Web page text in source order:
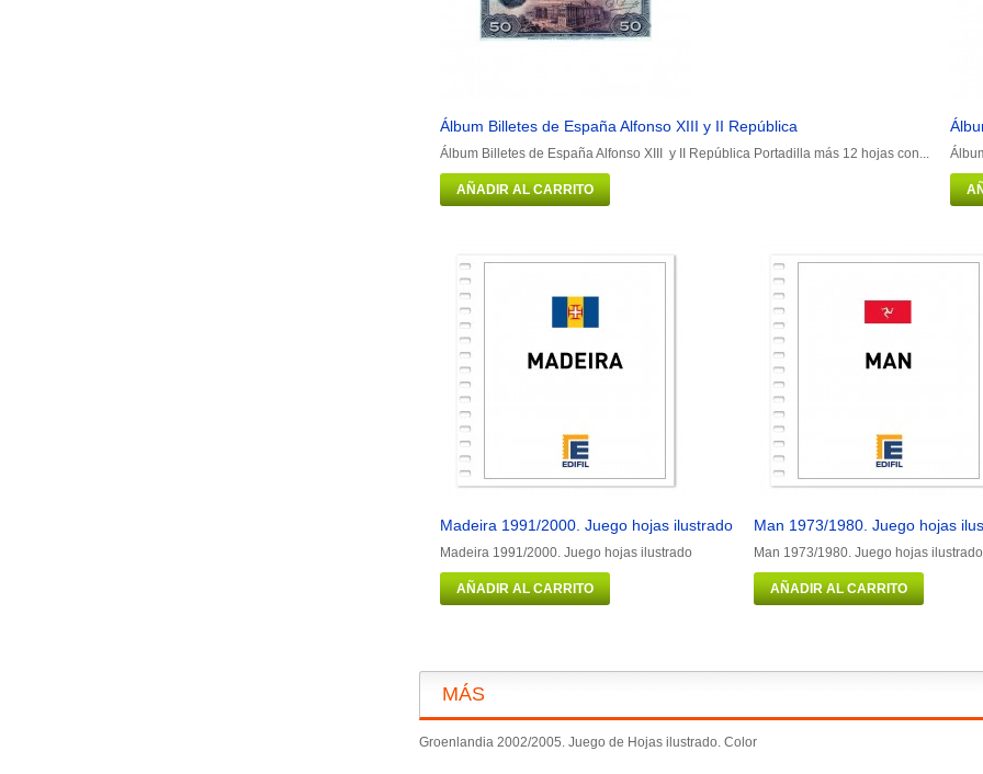
Álbum Billetes de España Alfonso XIII y II República
Álbum Billetes de España Alfonso XIII y II República Portadilla más 12 hojas con...
AÑADIR AL CARRITO
Madeira 1991/2000. Juego hojas ilustrado
Madeira 1991/2000. Juego hojas ilustrado
AÑADIR AL CARRITO
Man 1973/1980. Juego hojas
Man 1973/1980. Juego hojas ilustrado
AÑADIR AL CARRITO
MÁS
Groenlandia 2002/2005. Juego de Hojas ilustrado. Color